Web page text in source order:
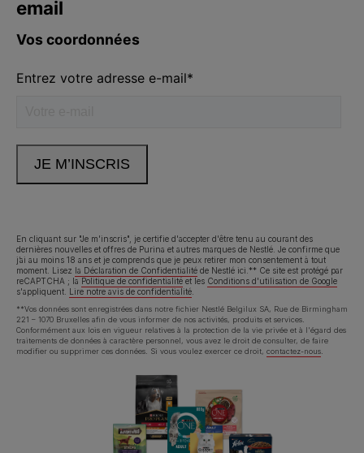
En cliquant sur "Je m'inscris", je certifie d'accepter d'être tenu au courant des
dernières nouvelles et offres de Purina et autres marques de Nestlé. Je confirme que
j’ai au moins 18 ans et je comprends que je peux retirer mon consentement à tout
moment. Lisez la Déclaration de Confidentialité de Nestlé ici.** Ce site est protégé par
reCAPTCHA ; la Politique de confidentialité et les Conditions d'utilisation de Google
s'appliquent.
Lire notre avis de confidentialité
**Vos données sont enregistrées dans notre fichier Nestlé Belgilux SA, Rue de Birmingham
221 – 1070 Bruxelles afin de vous informer de nos activités, produits et services.
Conformément aux lois en vigueur relatives à la protection de la vie privée et à l'égard des
traitements de données à caractère personnel, vous avez le droit de consulter, de faire
modifier ou supprimer ces données. Si vous voulez exercer ce droit, contactez-nous.